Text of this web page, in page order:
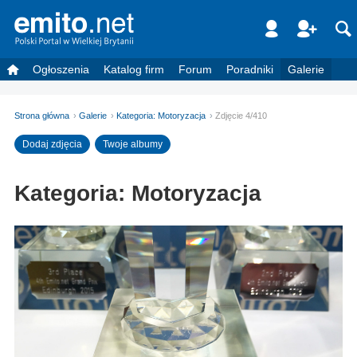
Ogłoszenia Katalog firm Forum Poradniki Galerie
Strona główna Galerie Kategoria: Motoryzacja Zdjęcie 4/410
Dodaj zdjęcia Twoje albumy
Kategoria: Motoryzacja